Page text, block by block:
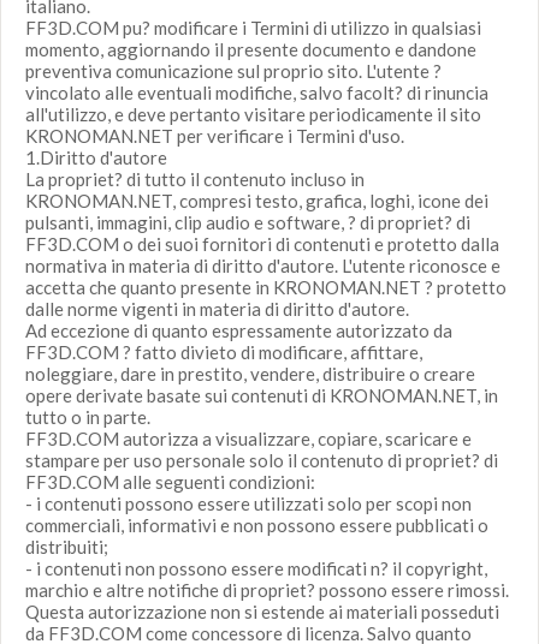
italiano.
FF3D.COM pu? modificare i Termini di utilizzo in qualsiasi
momento, aggiornando il presente documento e dandone
preventiva comunicazione sul proprio sito. L'utente ?
vincolato alle eventuali modifiche, salvo facolt? di rinuncia
all'utilizzo, e deve pertanto visitare periodicamente il sito
KRONOMAN.NET per verificare i Termini d'uso.
1.Diritto d'autore
La propriet? di tutto il contenuto incluso in
KRONOMAN.NET, compresi testo, grafica, loghi, icone dei
pulsanti, immagini, clip audio e software, ? di propriet? di
FF3D.COM o dei suoi fornitori di contenuti e protetto dalla
normativa in materia di diritto d'autore. L'utente riconosce e
accetta che quanto presente in KRONOMAN.NET ? protetto
dalle norme vigenti in materia di diritto d'autore.
Ad eccezione di quanto espressamente autorizzato da
FF3D.COM ? fatto divieto di modificare, affittare,
noleggiare, dare in prestito, vendere, distribuire o creare
opere derivate basate sui contenuti di KRONOMAN.NET, in
tutto o in parte.
FF3D.COM autorizza a visualizzare, copiare, scaricare e
stampare per uso personale solo il contenuto di propriet? di
FF3D.COM alle seguenti condizioni:
- i contenuti possono essere utilizzati solo per scopi non
commerciali, informativi e non possono essere pubblicati o
distribuiti;
- i contenuti non possono essere modificati n? il copyright,
marchio e altre notifiche di propriet? possono essere rimossi.
Questa autorizzazione non si estende ai materiali posseduti
da FF3D.COM come concessore di licenza. Salvo quanto